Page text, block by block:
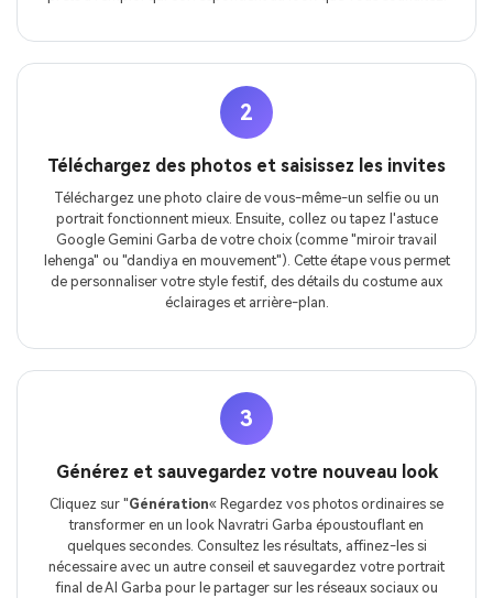
2
Téléchargez des photos et saisissez les invites
Téléchargez une photo claire de vous-même-un selfie ou un
portrait fonctionnent mieux. Ensuite, collez ou tapez l'astuce
Google Gemini Garba de votre choix (comme "miroir travail
lehenga" ou "dandiya en mouvement"). Cette étape vous permet
de personnaliser votre style festif, des détails du costume aux
éclairages et arrière-plan.
3
Générez et sauvegardez votre nouveau look
Cliquez sur "Génération« Regardez vos photos ordinaires se
transformer en un look Navratri Garba époustouflant en
quelques secondes. Consultez les résultats, affinez-les si
nécessaire avec un autre conseil et sauvegardez votre portrait
final de AI Garba pour le partager sur les réseaux sociaux ou